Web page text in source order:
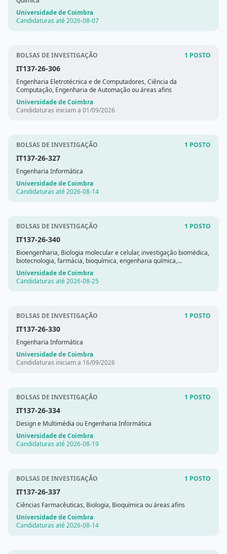
Universidade de Coimbra
Candidaturas até 2026-08-07
BOLSAS DE INVESTIGAÇÃO 1 POSTO
IT137-26-306
Engenharia Eletrotécnica e de Computadores, Ciência da
Computação, Engenharia de Automação ou áreas afins
Universidade de Coimbra
Candidaturas iniciam a 01/09/2026
BOLSAS DE INVESTIGAÇÃO 1 POSTO
IT137-26-327
Engenharia Informática
Universidade de Coimbra
Candidaturas até 2026-08-14
BOLSAS DE INVESTIGAÇÃO 1 POSTO
IT137-26-340
Bioengenharia, Biologia molecular e celular, investigação biomédica,
biotecnologia, farmácia, bioquímica, engenharia química,
engenharia biológica, engenharia biomédica e áreas similares.
Universidade de Coimbra
Candidaturas até 2026-08-25
BOLSAS DE INVESTIGAÇÃO 1 POSTO
IT137-26-330
Engenharia Informática
Universidade de Coimbra
Candidaturas iniciam a 16/09/2026
BOLSAS DE INVESTIGAÇÃO 1 POSTO
IT137-26-334
Design e Multimédia ou Engenharia Informática
Universidade de Coimbra
Candidaturas até 2026-08-19
BOLSAS DE INVESTIGAÇÃO 1 POSTO
IT137-26-337
Ciências Farmacêuticas, Biologia, Bioquímica ou áreas afins
Universidade de Coimbra
Candidaturas até 2026-08-14